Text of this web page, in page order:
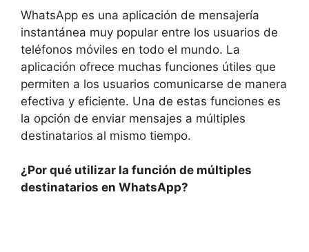
WhatsApp es una aplicación de mensajería
instantánea muy popular entre los usuarios de
teléfonos móviles en todo el mundo. La
aplicación ofrece muchas funciones útiles que
permiten a los usuarios comunicarse de manera
efectiva y eficiente. Una de estas funciones es
la opción de enviar mensajes a múltiples
destinatarios al mismo tiempo.
¿Por qué utilizar la función de múltiples
destinatarios en WhatsApp?